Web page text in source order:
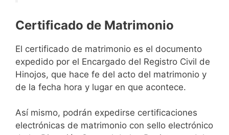
Certificado de Matrimonio
El certificado de matrimonio es el documento
expedido por el Encargado del Registro Civil de
Hinojos, que hace fe del acto del matrimonio y
de la fecha hora y lugar en que acontece.
Así mismo, podrán expedirse certificaciones
electrónicas de matrimonio con sello electrónico